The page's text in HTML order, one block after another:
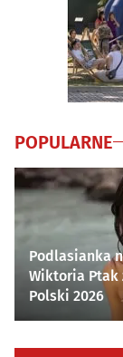
POPULARNE
Podlasianka
Wiktoria Ptak
Polski 2026